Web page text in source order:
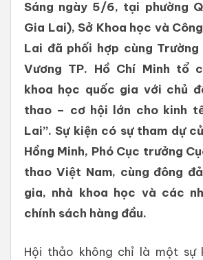
​Sáng ngày 5/6, tại phường
Gia Lai), Sở Khoa học và
Lai đã phối hợp cùng
Vương TP. Hồ Chí Minh tổ
khoa học quốc gia với chủ
thao – cơ hội lớn cho kinh
Lai”. Sự kiện có sự tham dự
Hồng Minh, Phó Cục trưởng
thao Việt Nam, cùng đông
gia, nhà khoa học và các
chính sách hàng đầu.
​Hội thảo không chỉ là một sự